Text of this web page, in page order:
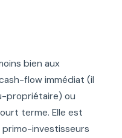
bien aux
flow immédiat (il
propriétaire) ou
terme. Elle est
investisseurs